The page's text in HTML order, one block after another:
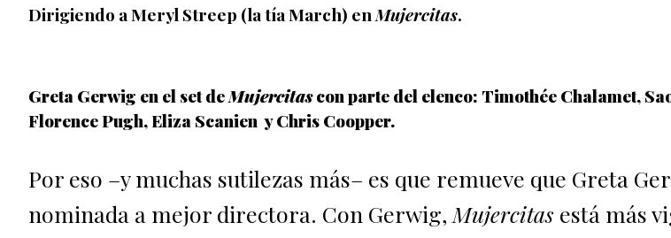
Dirigiendo a Meryl Streep (la tía March) en Mujercitas.
Greta Gerwig en el set deMujercitascon parte del elenco: Timothée Chalamet,
Florence Pugh, Eliza Scanien y Chris Coopper.
Por eso –y muchas sutilezas más– es que remueve que Greta
nominada a mejor directora. Con Gerwig, Mujercitas está más